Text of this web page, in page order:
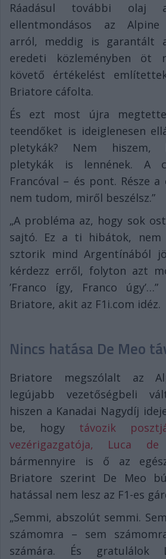
Ráadásul további olaj
ellentmondásos az Alpine
arról, meddig is garantált
eredeti közleményben öt
követő értékelést
Briatore cáfolta.
És ezt most újra
teendőket is ideiglenesen
pletykák? Nem hiszem,
pletykák is lennének. A
Francóval – és pont. Része a
nem tudom, miről beszélsz.”
„A probléma az, hogy sok
sajtó. Ez a ti hibátok, nem
sztorik mind Argentínából
kérdezz erről, folyton azt
’Franco így, Franco
Briatore, akit az F1i.com idéz.
Nincs hatása De Meo
Briatore megszólalt az
legújabb vezetőségbeli
hiszen a Kanadai Nagydíj
be, hogy távozik
vezérigazgatója, Luca
bármennyire is ő az
Briatore szerint De Meo
hatással nem lesz az F1-es
„Semmi, abszolút semmi.
számomra – sem
számára. És gratulálok